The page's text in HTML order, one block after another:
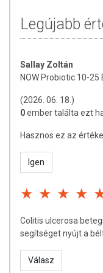
Hozzáadott
Tartósítószer-
Javasolt használat:
éhgyomorra.
ÖSSZETÉTEL
Burgonyakeményítő,
magnézium-sztearát
Hatóanyagok:
Lactobacillus
rhamnosus;
Streptococcus
Legújabb
Sallay Zoltán
NOW Probiotic 10-25
(2026. 06. 18.)
0ember találta ezt
Hasznos ez az
Igen
Colitis ulcerosa
segítséget nyújt a
Válasz